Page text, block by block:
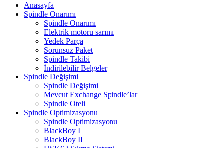
Anasayfa
Spindle Onarımı
Spindle Onarımı
Elektrik motoru sarımı
Yedek Parça
Sorunsuz Paket
Spindle Takibi
İndirilebilir Belgeler
Spindle Değişimi
Spindle Değişimi
Mevcut Exchange Spindle’lar
Spindle Oteli
Spindle Optimizasyonu
Spindle Optimizasyonu
BlackBoy I
BlackBoy II